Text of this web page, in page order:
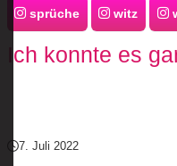
sprüche witz
Ich konnte es
7. Juli 2022